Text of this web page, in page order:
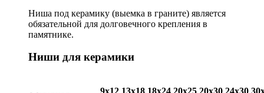
Ниша под керамику (выемка в граните) является
обязательной для долговечного крепления в
памятнике.
Ниши для керамики